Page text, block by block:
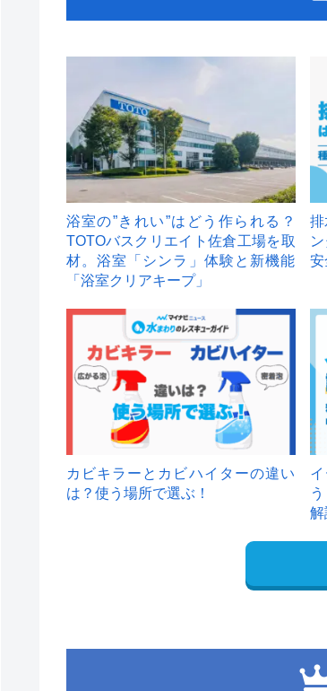
浴室の”きれい”はどう作られる？
TOTOバスクリエイト佐倉工場を取
材。浴室「シンラ」体験と新機能
「浴室クリアキープ」
排
安
カビキラーとカビハイターの違い
は？使う場所で選ぶ！
解